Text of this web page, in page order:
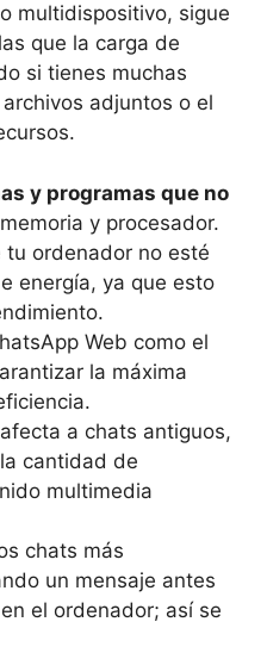
multidispositivo, sigue
que la carga de
si tienes muchas
adjuntos o el
y programas que no
y procesador.
tu ordenador no esté
energía, ya que esto
Web como el
la máxima
a chats antiguos,
cantidad de
multimedia
chats más
un mensaje antes
el ordenador; así se